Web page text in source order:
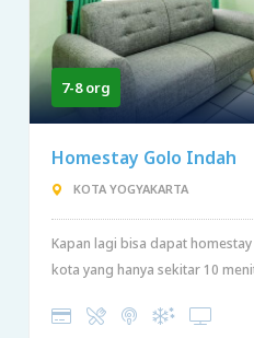
7-8 org
Homestay Golo Indah
KOTA YOGYAKARTA
Kapan lagi bisa dapat
kota yang hanya sekitar 10